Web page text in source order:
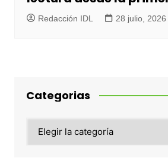
Redacción IDL 28 julio, 2026
Categorias